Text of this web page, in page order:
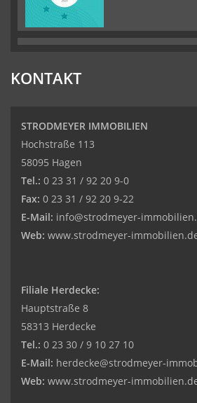
KONTAKT
STRODMEYER IMMOBILIEN
Hochstraße 113
58095 Hagen
Tel.: 0 23 31 / 92 20 9-0
Fax: 0 23 31 / 92 20 9-22
E-Mail: info@strodmeyer-
Web: www.strodmeyer-
Filiale Herdecke:
Hauptstraße 8
58313 Herdecke
Tel.: 0 23 30 / 9 10 27 10
E-Mail: herdecke@strodmeyer-
Web: www.strodmeyer-